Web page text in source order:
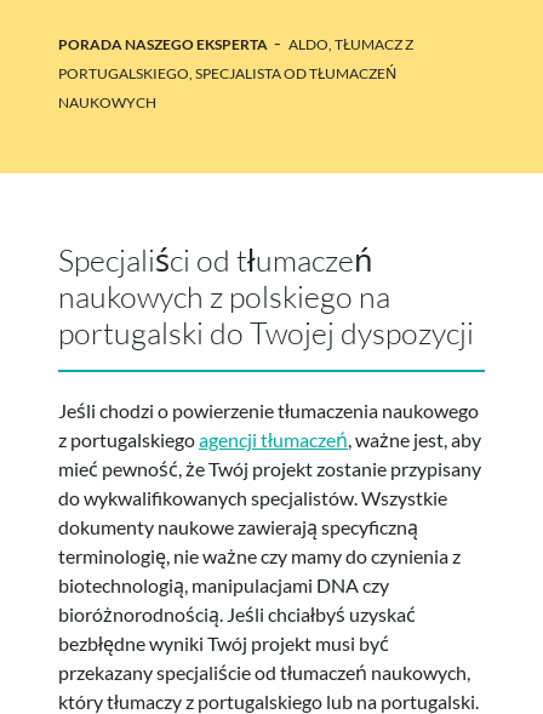
PORADA NASZEGO EKSPERTA - ALDO, TŁUMACZ Z
PORTUGALSKIEGO, SPECJALISTA OD TŁUMACZEŃ
NAUKOWYCH
Specjaliści od tłumaczeń
naukowych z polskiego na
portugalski do Twojej dyspozycji
Jeśli chodzi o powierzenie tłumaczenia naukowego
z portugalskiegoagencji tłumaczeń , ważne jest, aby
mieć pewność, że Twój projekt zostanie przypisany
do wykwalifikowanych specjalistów. Wszystkie
dokumenty naukowe zawierają specyficzną
terminologię, nie ważne czy mamy do czynienia z
biotechnologią, manipulacjami DNA czy
bioróżnorodnością. Jeśli chciałbyś uzyskać
bezbłędne wyniki Twój projekt musi być
przekazany specjaliście od tłumaczeń naukowych,
który tłumaczy z portugalskiego lub na portugalski.